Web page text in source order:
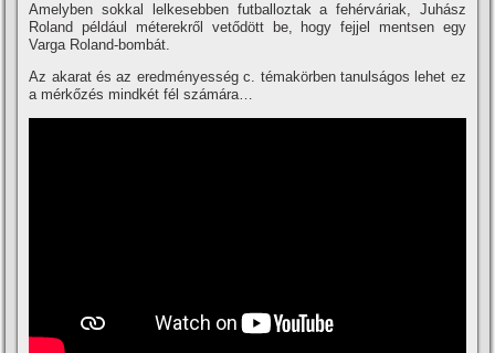
Amelyben sokkal lelkesebben futballoztak a fehérváriak, Juhász
Roland például méterekről vetődött be, hogy fejjel mentsen egy
Varga Roland-bombát.
Az akarat és az eredményesség c. témakörben tanulságos lehet ez
a mérkőzés mindkét fél számára…